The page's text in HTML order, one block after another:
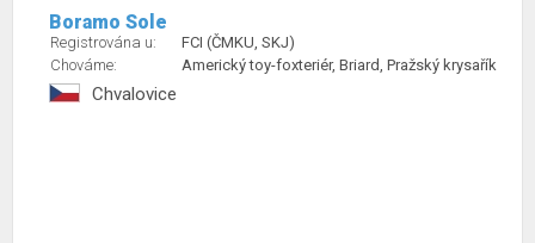
Boramo Sole
Registrována u:
FCI (ČMKU, SKJ)
Chováme:
Americký toy-foxteriér, Briard, Pražský krysařík
Chvalovice